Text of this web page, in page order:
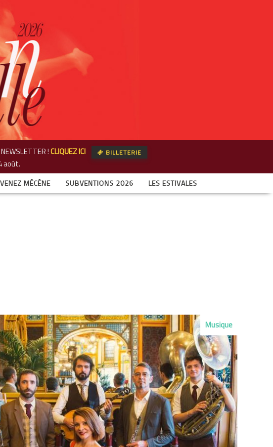
!CLIQUEZ ICI BILLETERIE
août.
MÉCÈNE SUBVENTIONS 2026 LES ESTIVALES
Musique